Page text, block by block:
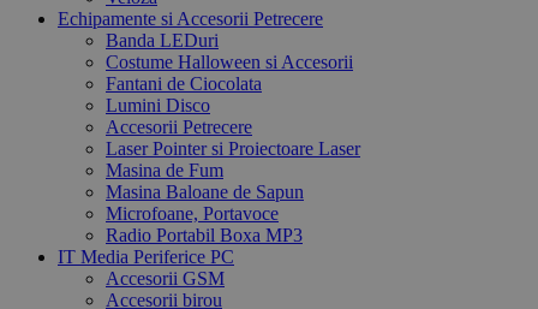
Echipamente si Accesorii Petrecere
Banda LEDuri
Costume Halloween si Accesorii
Fantani de Ciocolata
Lumini Disco
Accesorii Petrecere
Laser Pointer si Proiectoare Laser
Masina de Fum
Masina Baloane de Sapun
Microfoane, Portavoce
Radio Portabil Boxa MP3
IT Media Periferice PC
Accesorii GSM
Accesorii birou